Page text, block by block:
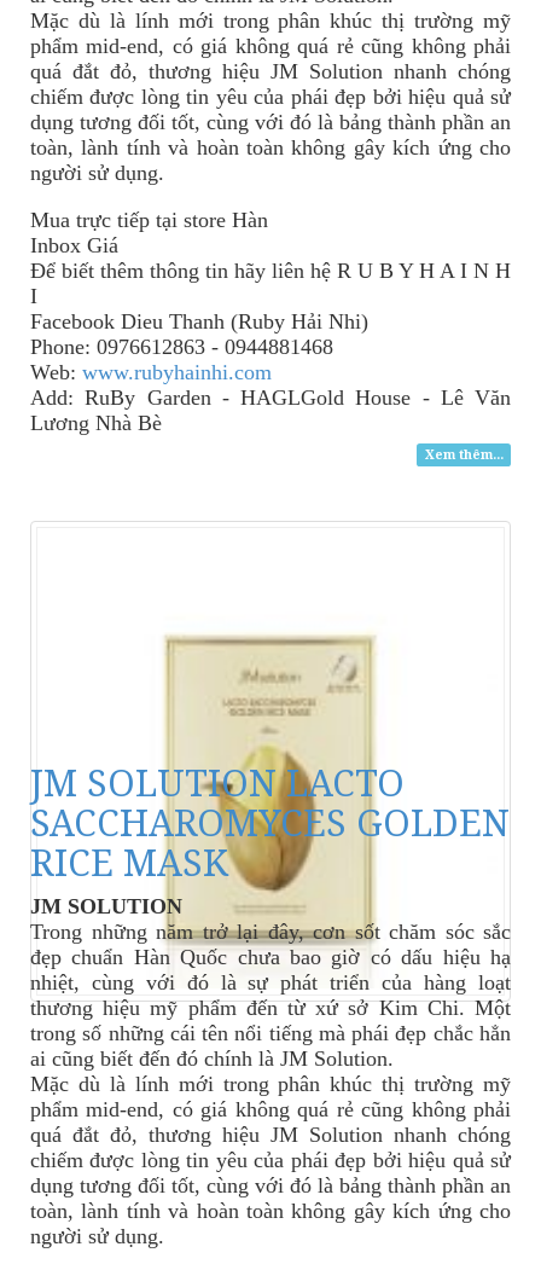
Mặc dù là lính mới trong phân khúc thị trường mỹ
phẩm mid-end, có giá không quá rẻ cũng không phải
quá đắt đỏ, thương hiệu JM Solution nhanh chóng
chiếm được lòng tin yêu của phái đẹp bởi hiệu quả sử
dụng tương đối tốt, cùng với đó là bảng thành phần an
toàn, lành tính và hoàn toàn không gây kích ứng cho
người sử dụng.
Mua trực tiếp tại store Hàn
Inbox Giá
Để biết thêm thông tin hãy liên hệ R U B Y H A I N H
I
Facebook Dieu Thanh (Ruby Hải Nhi)
Phone: 0976612863 - 0944881468
Web: www.rubyhainhi.com
Add: RuBy Garden - HAGLGold House - Lê Văn
Lương Nhà Bè
Xem thêm...
JM SOLUTION LACTO
SACCHAROMYCES GOLDEN
RICE MASK
JM SOLUTION
Trong những năm trở lại đây, cơn sốt chăm sóc sắc
đẹp chuẩn Hàn Quốc chưa bao giờ có dấu hiệu hạ
nhiệt, cùng với đó là sự phát triển của hàng loạt
thương hiệu mỹ phẩm đến từ xứ sở Kim Chi. Một
trong số những cái tên nổi tiếng mà phái đẹp chắc hẳn
ai cũng biết đến đó chính là JM Solution.
Mặc dù là lính mới trong phân khúc thị trường mỹ
phẩm mid-end, có giá không quá rẻ cũng không phải
quá đắt đỏ, thương hiệu JM Solution nhanh chóng
chiếm được lòng tin yêu của phái đẹp bởi hiệu quả sử
dụng tương đối tốt, cùng với đó là bảng thành phần an
toàn, lành tính và hoàn toàn không gây kích ứng cho
người sử dụng.